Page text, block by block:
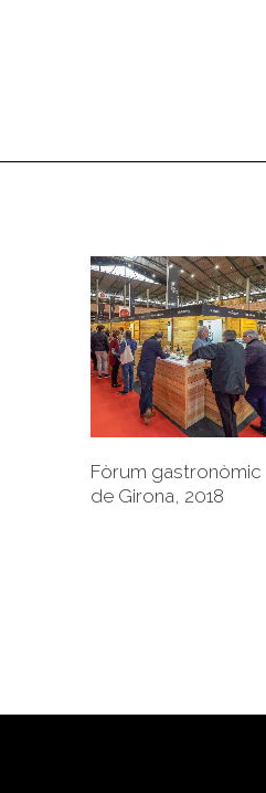
+
Fòrum gastronòmic
de Girona, 2018